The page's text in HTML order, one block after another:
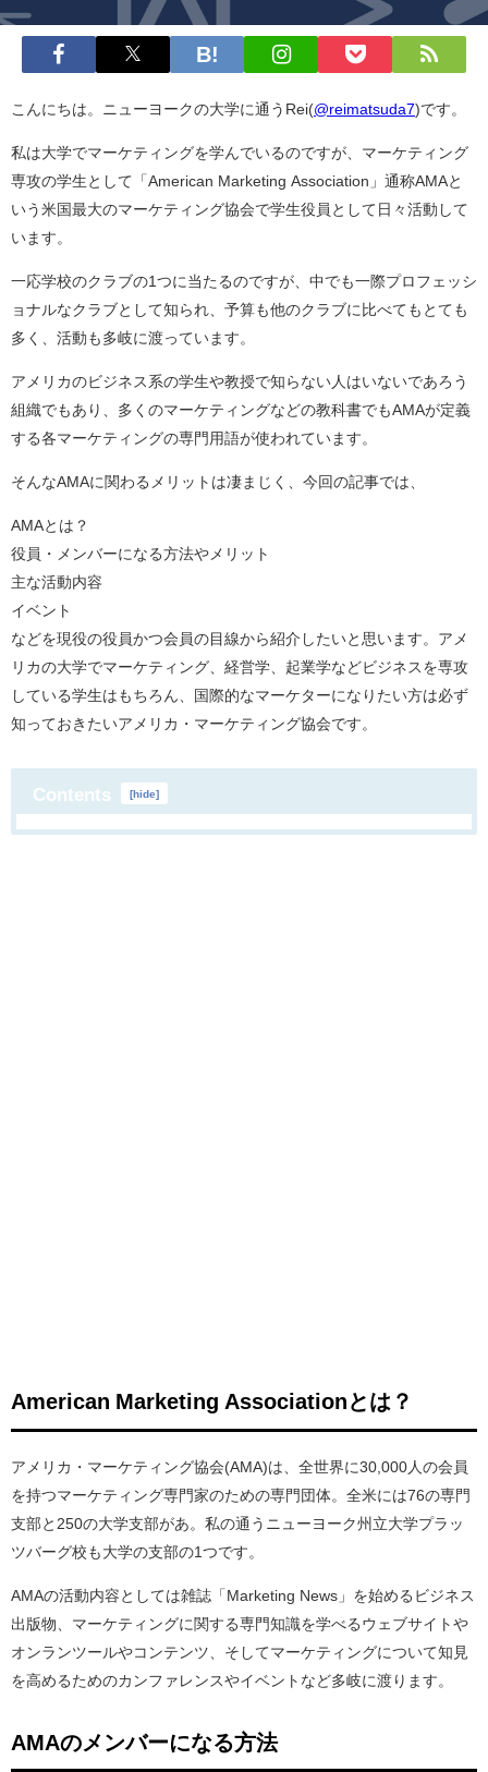
こんにちは。ニューヨークの大学に通うRei(@reimatsuda7)です。
私は大学でマーケティングを学んでいるのですが、マーケティング
専攻の学生として「American Marketing Association」通称AMAと
いう米国最大のマーケティング協会で学生役員として日々活動して
います。
一応学校のクラブの1つに当たるのですが、中でも一際プロフェッシ
ョナルなクラブとして知られ、予算も他のクラブに比べてもとても
多く、活動も多岐に渡っています。
アメリカのビジネス系の学生や教授で知らない人はいないであろう
組織でもあり、多くのマーケティングなどの教科書でもAMAが定義
する各マーケティングの専門用語が使われています。
そんなAMAに関わるメリットは凄まじく、今回の記事では、
AMAとは？
役員・メンバーになる方法やメリット
主な活動内容
イベント
などを現役の役員かつ会員の目線から紹介したいと思います。アメ
リカの大学でマーケティング、経営学、起業学などビジネスを専攻
している学生はもちろん、国際的なマーケターになりたい方は必ず
知っておきたいアメリカ・マーケティング協会です。
Contents [hide]
American Marketing Associationとは？
アメリカ・マーケティング協会(AMA)は、全世界に30,000人の会員
を持つマーケティング専門家のための専門団体。全米には76の専門
支部と250の大学支部があ。私の通うニューヨーク州立大学プラッ
ツバーグ校も大学の支部の1つです。
AMAの活動内容としては雑誌「Marketing News」を始めるビジネス
出版物、マーケティングに関する専門知識を学べるウェブサイトや
オンランツールやコンテンツ、そしてマーケティングについて知見
を高めるためのカンファレンスやイベントなど多岐に渡ります。
AMAのメンバーになる方法